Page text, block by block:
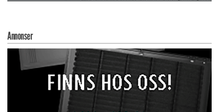
Annonser